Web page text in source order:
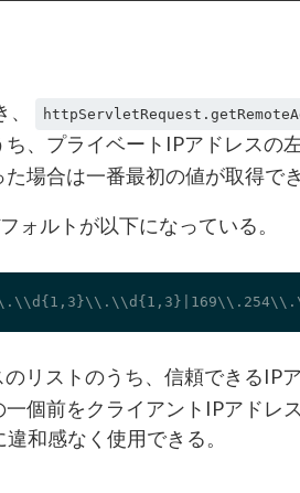
ち、プライベートIPアドレスの
場合は一番最初の値が取得でき
ォルトが以下になっている。
リストのうち、信頼できるIP
個前をクライアントIPアドレ
和感なく使用できる。